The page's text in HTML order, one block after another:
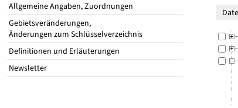
Allgemeine Angaben, Zuordnungen
Gebietsveränderungen,
Änderungen zum Schlüsselverzeichnis
Definitionen und Erläuterungen
Newsletter